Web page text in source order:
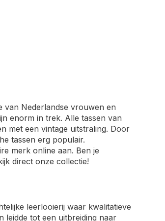
van Nederlandse vrouwen en
enorm in trek. Alle tassen van
met een vintage uitstraling. Door
tassen erg populair.
merk online aan. Ben je
direct onze collectie!
leerlooierij waar kwalitatieve
leidde tot een uitbreiding naar